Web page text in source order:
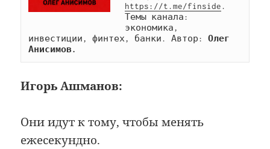
https://t.me/finside .
Темы канала:
экономика,
инвестиции, финтех, банки. Автор: Олег
Анисимов.
Игорь Ашманов:
Они идут к тому, чтобы менять
ежесекундно.